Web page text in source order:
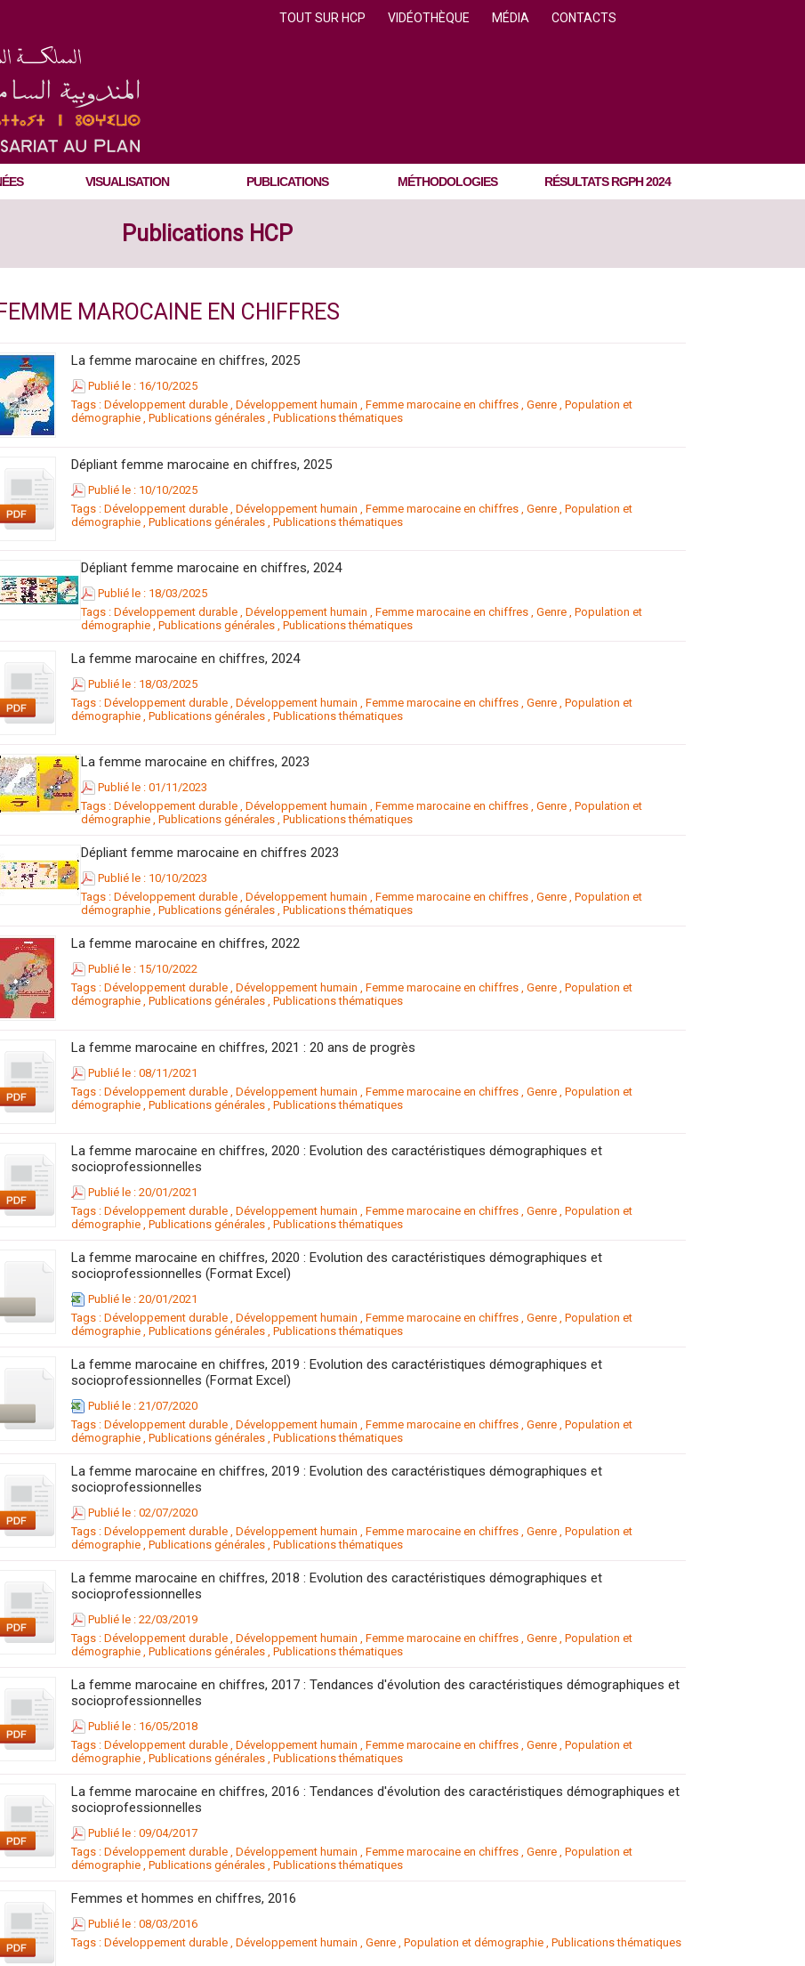
TOUT SUR HCP VIDÉOTHÈQUE MÉDIA CONTACTS
VISUALISATION PUBLICATIONS MÉTHODOLOGIES RÉSULTATS RGPH 2024
Publications HCP
FEMME MAROCAINE EN CHIFFRES
La femme marocaine en chiffres, 2025
Publié le : 16/10/2025
Tags : Développement durable , Développement humain , Femme marocaine en chiffres , Genre , Population et
démographie , Publications générales , Publications thématiques
Dépliant femme marocaine en chiffres, 2025
Publié le : 10/10/2025
Tags : Développement durable , Développement humain , Femme marocaine en chiffres , Genre , Population et
démographie , Publications générales , Publications thématiques
Dépliant femme marocaine en chiffres, 2024
Publié le : 18/03/2025
Tags : Développement durable , Développement humain , Femme marocaine en chiffres , Genre , Population et
démographie , Publications générales , Publications thématiques
La femme marocaine en chiffres, 2024
Publié le : 18/03/2025
Tags : Développement durable , Développement humain , Femme marocaine en chiffres , Genre , Population et
démographie , Publications générales , Publications thématiques
La femme marocaine en chiffres, 2023
Publié le : 01/11/2023
Tags : Développement durable , Développement humain , Femme marocaine en chiffres , Genre , Population et
démographie , Publications générales , Publications thématiques
Dépliant femme marocaine en chiffres 2023
Publié le : 10/10/2023
Tags : Développement durable , Développement humain , Femme marocaine en chiffres , Genre , Population et
démographie , Publications générales , Publications thématiques
La femme marocaine en chiffres, 2022
Publié le : 15/10/2022
Tags : Développement durable , Développement humain , Femme marocaine en chiffres , Genre , Population et
démographie , Publications générales , Publications thématiques
La femme marocaine en chiffres, 2021 : 20 ans de progrès
Publié le : 08/11/2021
Tags : Développement durable , Développement humain , Femme marocaine en chiffres , Genre , Population et
démographie , Publications générales , Publications thématiques
La femme marocaine en chiffres, 2020 : Evolution des caractéristiques démographiques et
socioprofessionnelles
Publié le : 20/01/2021
Tags : Développement durable , Développement humain , Femme marocaine en chiffres , Genre , Population et
démographie , Publications générales , Publications thématiques
La femme marocaine en chiffres, 2020 : Evolution des caractéristiques démographiques et
socioprofessionnelles (Format Excel)
Publié le : 20/01/2021
Tags : Développement durable , Développement humain , Femme marocaine en chiffres , Genre , Population et
démographie , Publications générales , Publications thématiques
La femme marocaine en chiffres, 2019 : Evolution des caractéristiques démographiques et
socioprofessionnelles (Format Excel)
Publié le : 21/07/2020
Tags : Développement durable , Développement humain , Femme marocaine en chiffres , Genre , Population et
démographie , Publications générales , Publications thématiques
La femme marocaine en chiffres, 2019 : Evolution des caractéristiques démographiques et
socioprofessionnelles
Publié le : 02/07/2020
Tags : Développement durable , Développement humain , Femme marocaine en chiffres , Genre , Population et
démographie , Publications générales , Publications thématiques
La femme marocaine en chiffres, 2018 : Evolution des caractéristiques démographiques et
socioprofessionnelles
Publié le : 22/03/2019
Tags : Développement durable , Développement humain , Femme marocaine en chiffres , Genre , Population et
démographie , Publications générales , Publications thématiques
La femme marocaine en chiffres, 2017 : Tendances d'évolution des caractéristiques démographiques et
socioprofessionnelles
Publié le : 16/05/2018
Tags : Développement durable , Développement humain , Femme marocaine en chiffres , Genre , Population et
démographie , Publications générales , Publications thématiques
La femme marocaine en chiffres, 2016 : Tendances d'évolution des caractéristiques démographiques et
socioprofessionnelles
Publié le : 09/04/2017
Tags : Développement durable , Développement humain , Femme marocaine en chiffres , Genre , Population et
démographie , Publications générales , Publications thématiques
Femmes et hommes en chiffres, 2016
Publié le : 08/03/2016
Tags : Développement durable , Développement humain , Genre , Population et démographie , Publications thématiques